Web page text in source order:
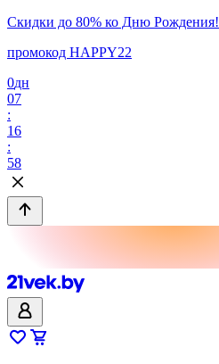
Скидки до 80% ко Дню Рождения!
промокод HAPPY22
0дн
07
:
16
:
58